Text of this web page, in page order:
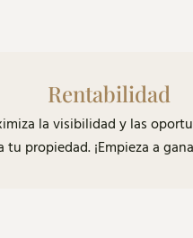
Rentabilidad
la visibilidad y las
tu propiedad. ¡Empieza a